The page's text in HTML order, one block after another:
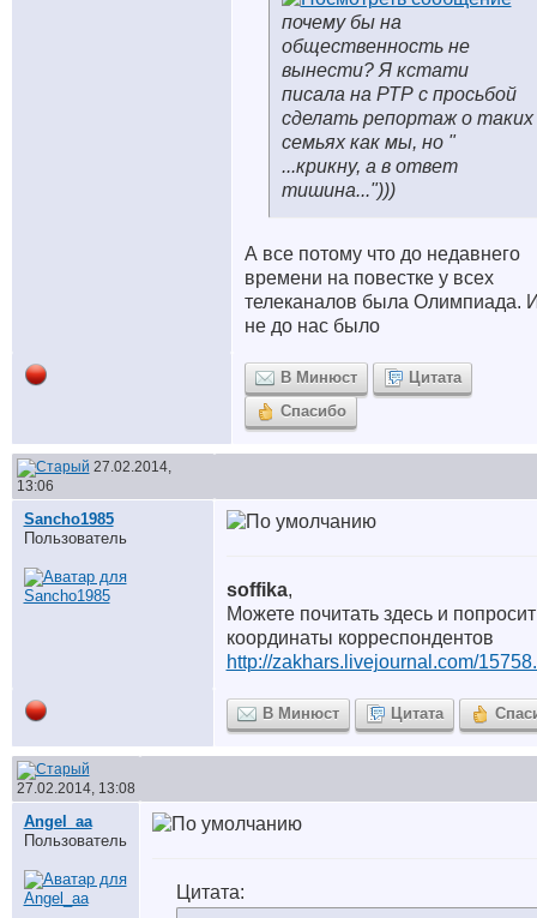
почему бы на
общественность не
вынести? Я кстати
писала на РТР с просьбой
сделать репортаж о таких
семьях как мы, но "
...крикну, а в ответ
тишина...")))
А все потому что до недавнего
времени на повестке у всех
телеканалов была Олимпиада.
не до нас было
В Минюст
Цитата
Спасибо
27.02.2014,
13:06
Sancho1985
Пользователь
soffika,
Можете почитать здесь и
координаты корреспондентов
http://zakhars.livejournal.com/
В Минюст Цитата
27.02.2014, 13:08
Angel_aa
Пользователь
Цитата: